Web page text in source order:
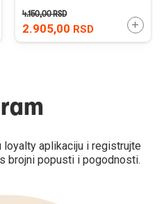
U KORPU
2.905,00 RSD
4.150,00RSD
aplikaciju i registrujte
brojni popusti i pogodnosti.